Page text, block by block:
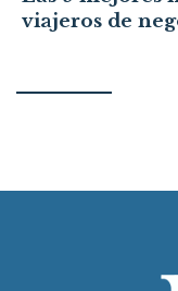
viajeros de